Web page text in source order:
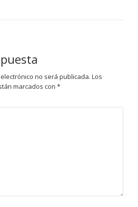
no será publicada. Los
marcados con *